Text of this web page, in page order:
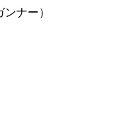
ナー）